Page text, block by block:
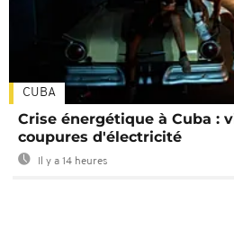
CUBA
Crise énergétique à Cuba :
coupures d'électricité
Il y a 14 heures